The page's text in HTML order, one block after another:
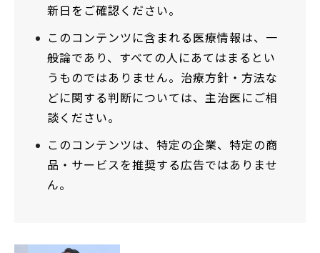
新日をご確認ください。
このコンテンツに含まれる医療情報は、一
般論であり、すべての人にあてはまるとい
うものではありません。治療方針・方法な
どに関する判断については、主治医にご相
談ください。
このコンテンツは、特定の企業、特定の商
品・サービスを推奨する広告ではありませ
ん。